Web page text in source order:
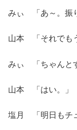
みぃ 「あ～。振
山本 「それでも
みぃ 「ちゃんと
山本 「はい。」
塩月 「明日もチ